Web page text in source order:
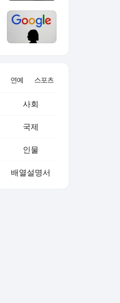
연예 스포츠
사회
국제
인물
배열설명서